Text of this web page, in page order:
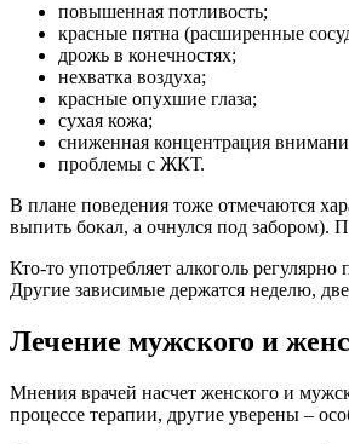
повышенная потливость;
красные пятна (расширенные
дрожь в конечностях;
нехватка воздуха;
красные опухшие глаза;
сухая кожа;
сниженная концентрация
проблемы с ЖКТ.
В плане поведения тоже отмечаются
выпить бокал, а очнулся под забором).
Кто-то употребляет алкоголь
Другие зависимые держатся неделю,
Лечение мужского и
Мнения врачей насчет женского и
процессе терапии, другие уверены –